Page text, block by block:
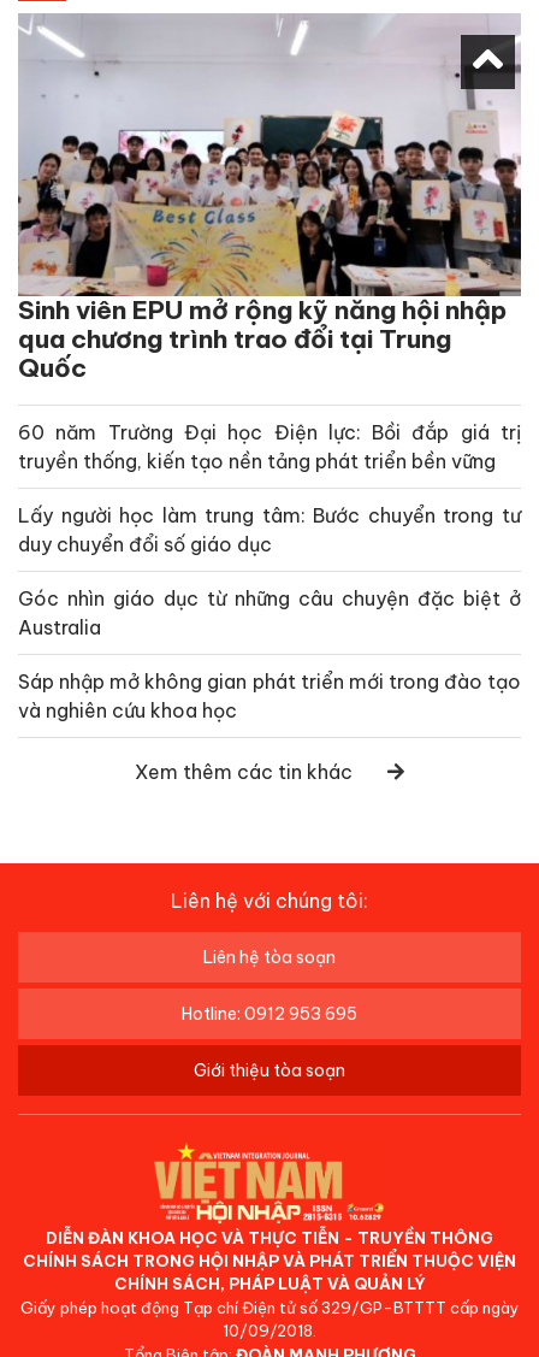
Sinh viên EPU mở rộng kỹ năng hội nhập
qua chương trình trao đổi tại Trung
Quốc
60 năm Trường Đại học Điện lực: Bồi đắp giá trị
truyền thống, kiến tạo nền tảng phát triển bền vững
Lấy người học làm trung tâm: Bước chuyển trong tư
duy chuyển đổi số giáo dục
Góc nhìn giáo dục từ những câu chuyện đặc biệt ở
Australia
Sáp nhập mở không gian phát triển mới trong đào tạo
và nghiên cứu khoa học
Xem thêm các tin khác
Liên hệ với chúng tôi:
Liên hệ tòa soạn
Hotline: 0912 953 695
Giới thiệu tòa soạn
DIỄN ĐÀN KHOA HỌC VÀ THỰC TIỄN - TRUYỀN THÔNG
CHÍNH SÁCH TRONG HỘI NHẬP VÀ PHÁT TRIỂN THUỘC VIỆN
CHÍNH SÁCH, PHÁP LUẬT VÀ QUẢN LÝ
Giấy phép hoạt động Tạp chí Điện tử số 329/GP-BTTTT cấp ngày
10/09/2018.